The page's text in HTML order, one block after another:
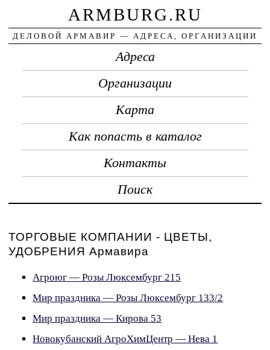
ARMBURG.RU
ДЕЛОВОЙ АРМАВИР — АДРЕСА, ОРГАНИЗАЦИИ
Адреса
Организации
Карта
Как попасть в каталог
Контакты
Поиск
ТОРГОВЫЕ КОМПАНИИ - ЦВЕТЫ,
УДОБРЕНИЯ Армавира
Агроюг — Розы Люксембург 215
Мир праздника — Розы Люксембург 133/2
Мир праздника — Кирова 53
Новокубанский АгроХимЦентр — Нева 1